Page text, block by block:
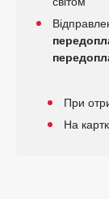
При
На